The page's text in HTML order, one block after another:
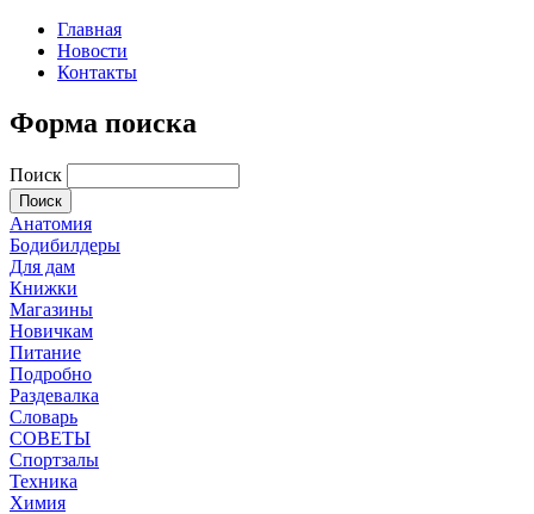
Главная
Новости
Контакты
Форма поиска
Поиск
Анатомия
Бодибилдеры
Для дам
Книжки
Магазины
Новичкам
Питание
Подробно
Раздевалка
Словарь
СОВЕТЫ
Спортзалы
Техника
Химия